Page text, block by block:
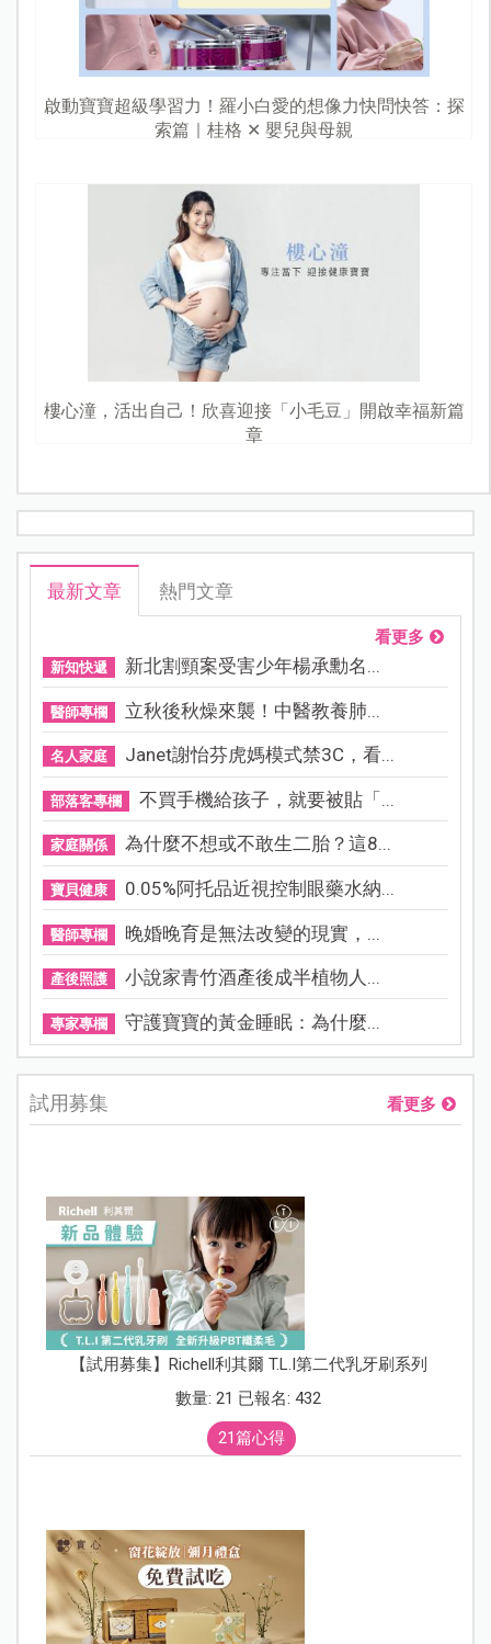
啟動寶寶超級學習力！羅小白愛的想像力快問快答：探
索篇｜桂格 ✕ 嬰兒與母親
樓心潼，活出自己！欣喜迎接「小毛豆」開啟幸福新篇
章
最新文章 熱門文章
看更多
新知快遞 新北割頸案受害少年楊承勳名...
醫師專欄 立秋後秋燥來襲！中醫教養肺...
名人家庭 Janet謝怡芬虎媽模式禁3C，看...
部落客專欄 不買手機給孩子，就要被貼「...
家庭關係 為什麼不想或不敢生二胎？這8...
寶貝健康 0.05%阿托品近視控制眼藥水納...
醫師專欄 晚婚晚育是無法改變的現實，...
產後照護 小說家青竹酒產後成半植物人...
專家專欄 守護寶寶的黃金睡眠：為什麼...
試用募集 看更多
【試用募集】Richell利其爾 T.L.I第二代乳牙刷系列
數量: 21 已報名: 432
21篇心得